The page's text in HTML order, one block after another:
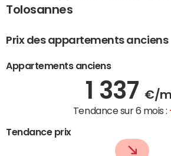
Tolosannes
Prix des appartements anciens
Appartements anciens
1 337 €/
Tendance sur 6 mois :
Tendance prix